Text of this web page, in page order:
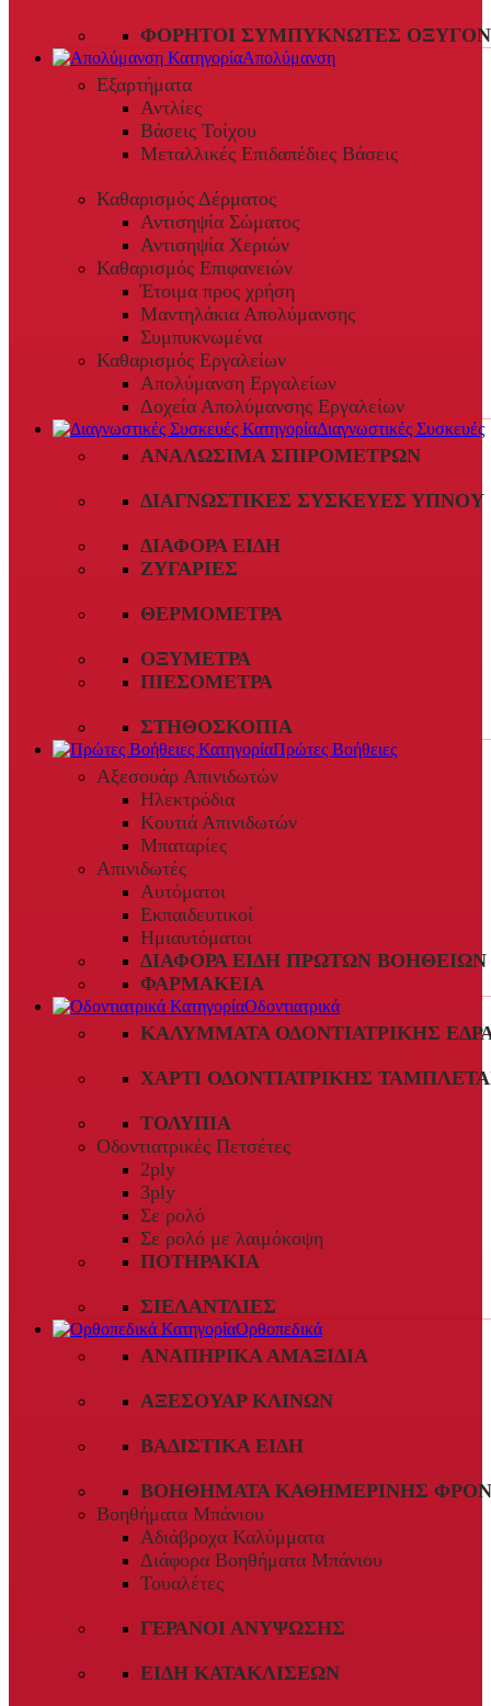
ΦΟΡΗΤΟΊ ΣΥΜΠΥΚΝΩΤΈΣ
Απολύμανση
Εξαρτήματα
Αντλίες
Βάσεις Τοίχου
Μεταλλικές Επιδαπέδιες Βάσεις
Καθαρισμός Δέρματος
Αντισηψία Σώματος
Αντισηψία Χεριών
Καθαρισμός Επιφανειών
Έτοιμα προς χρήση
Μαντηλάκια Απολύμανσης
Συμπυκνωμένα
Καθαρισμός Εργαλείων
Απολύμανση Εργαλείων
Δοχεία Απολύμανσης Εργαλείων
Διαγνωστικές Συσκευές
ΑΝΑΛΏΣΙΜΑ ΣΠΙΡΟΜΈΤΡΩΝ
ΔΙΑΓΝΩΣΤΙΚΈΣ ΣΥΣΚΕΥΈΣ ΎΠΝΟΥ
ΔΙΆΦΟΡΑ ΕΊΔΗ
ΖΥΓΑΡΙΈΣ
ΘΕΡΜΌΜΕΤΡΑ
ΟΞΎΜΕΤΡΑ
ΠΙΕΣΌΜΕΤΡΑ
ΣΤΗΘΟΣΚΌΠΙΑ
Πρώτες Βοήθειες
Αξεσουάρ Απινιδωτών
Ηλεκτρόδια
Κουτιά Απινιδωτών
Μπαταρίες
Απινιδωτές
Αυτόματοι
Εκπαιδευτικοί
Ημιαυτόματοι
ΔΙΆΦΟΡΑ ΕΊΔΗ ΠΡΏΤΩΝ ΒΟΗΘΕΙΏΝ
ΦΑΡΜΑΚΕΊΑ
Οδοντιατρικά
ΚΑΛΎΜΜΑΤΑ ΟΔΟΝΤΙΑΤΡΙΚΉΣ
ΧΑΡΤΊ ΟΔΟΝΤΙΑΤΡΙΚΉΣ
ΤΟΛΎΠΙΑ
Οδοντιατρικές Πετσέτες
2ply
3ply
Σε ρολό
Σε ρολό με λαιμόκοψη
ΠΟΤΗΡΆΚΙΑ
ΣΙΕΛΑΝΤΛΊΕΣ
Ορθοπεδικά
ΑΝΑΠΗΡΙΚΆ ΑΜΑΞΊΔΙΑ
ΑΞΕΣΟΥΆΡ ΚΛΙΝΏΝ
ΒΑΔΙΣΤΙΚΆ ΕΊΔΗ
ΒΟΗΘΉΜΑΤΑ ΚΑΘΗΜΕΡΙΝΉΣ
Βοηθήματα Μπάνιου
Αδιάβροχα Καλύμματα
Διάφορα Βοηθήματα Μπάνιου
Τουαλέτες
ΓΕΡΑΝΟΊ ΑΝΎΨΩΣΗΣ
ΕΊΔΗ ΚΑΤΑΚΛΊΣΕΩΝ